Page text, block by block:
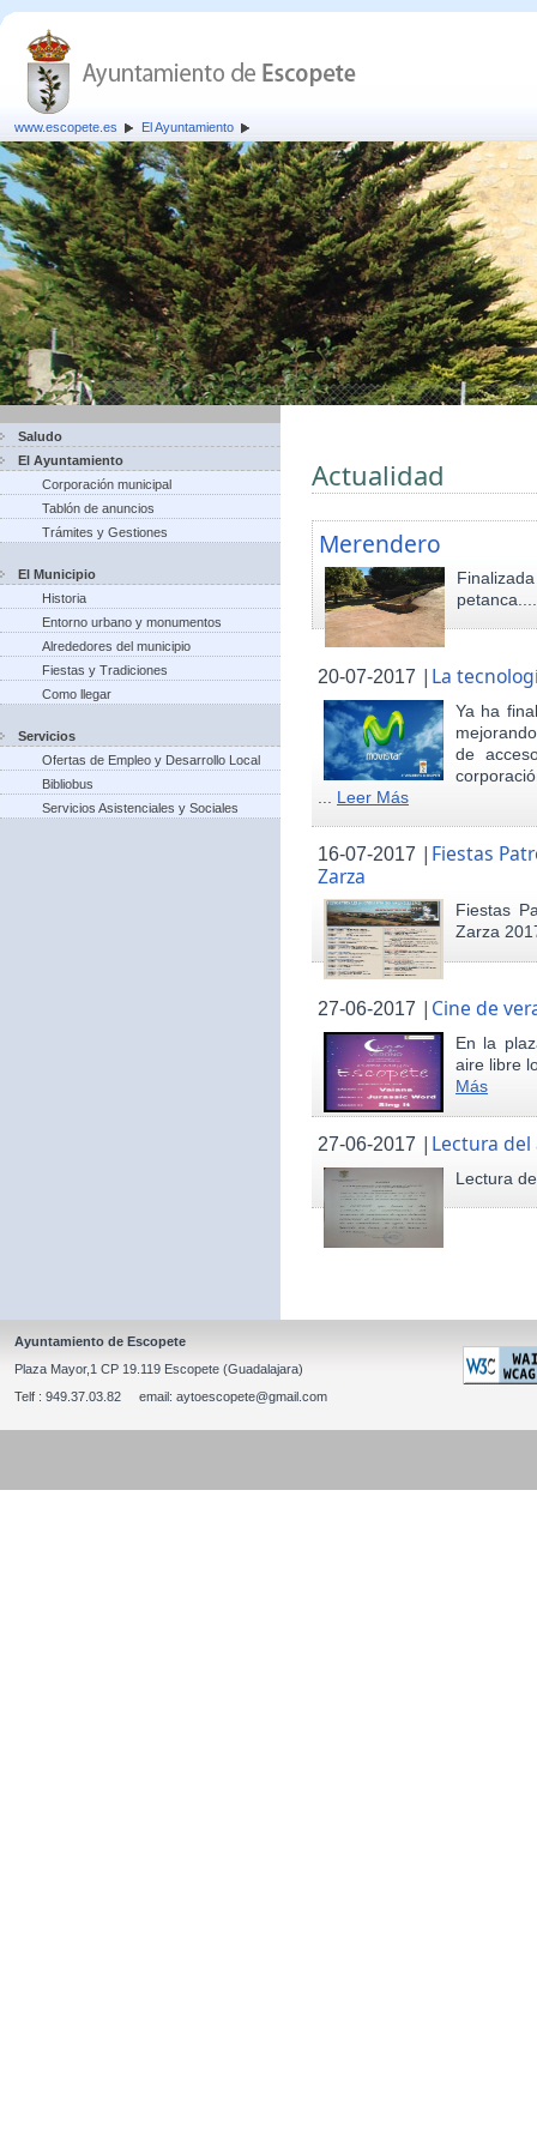
www.escopete.es El Ayuntamiento
Saludo
El Ayuntamiento
Corporación municipal
Tablón de anuncios
Trámites y Gestiones
El Municipio
Historia
Entorno urbano y monumentos
Alrededores del municipio
Fiestas y Tradiciones
Como llegar
Servicios
Ofertas de Empleo y Desarrollo Local
Bibliobus
Servicios Asistenciales y Sociales
Actualidad
Merendero
20-07-2017 | La
Ya ha
de
Leer Más
16-07-2017 | Fiestas
Zarza
Fiestas
Zarza
27-06-2017 | Cine de
En la
aire libre
Más
27-06-2017 | Lectura del
Lectura
Ayuntamiento de Escopete
Plaza Mayor,1 CP 19.119 Escopete (Guadalajara)
Telf : 949.37.03.82 email: aytoescopete@gmail.com